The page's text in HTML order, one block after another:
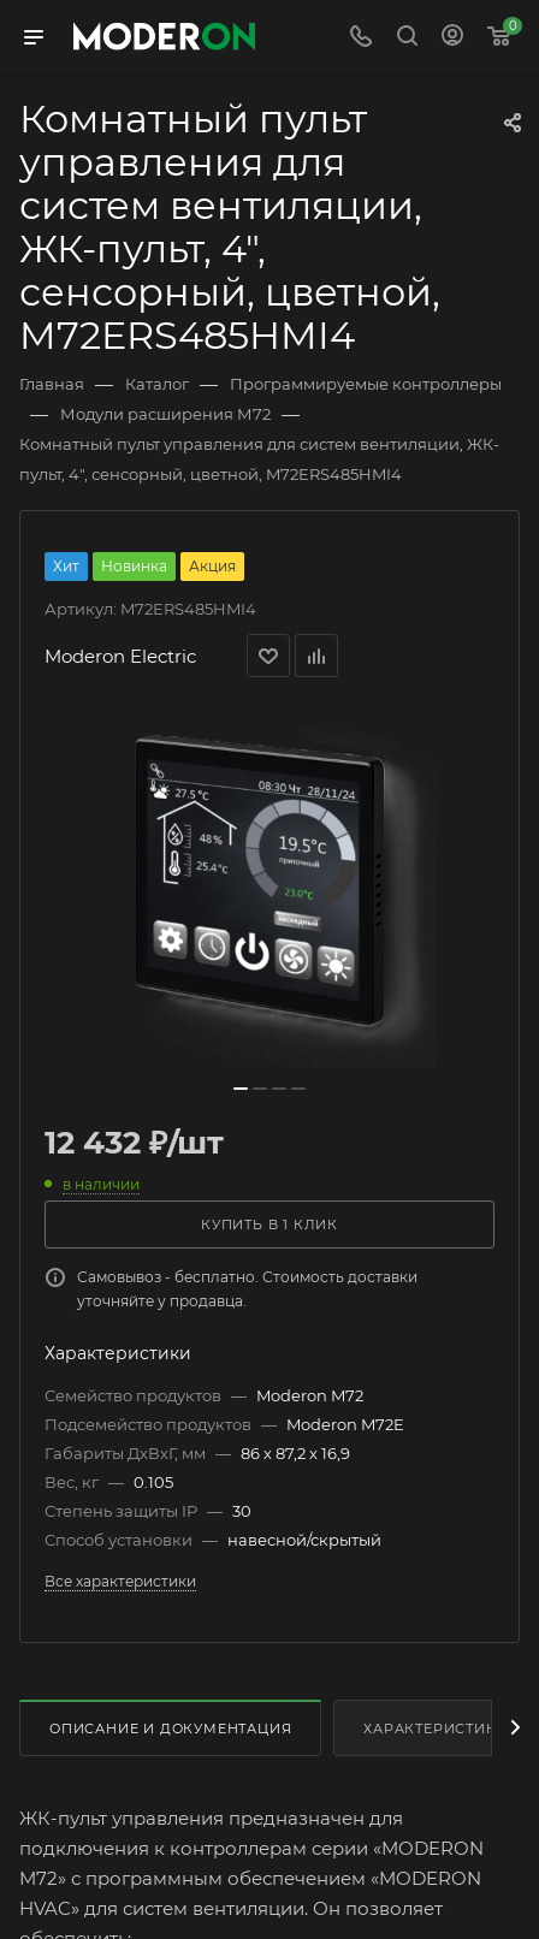
0
Комнатный пульт
управления для
систем вентиляции,
ЖК-пульт, 4",
сенсорный, цветной,
M72ERS485HMI4
Главная — Каталог — Программируемые контроллеры
— Модули расширения М72 —
Комнатный пульт управления для систем вентиляции, ЖК-
пульт, 4", сенсорный, цветной, M72ERS485HMI4
Хит Новинка Акция
Артикул: M72ERS485HMI4
Moderon Electric
12 432 ₽/шт
в наличии
КУПИТЬ В 1 КЛИК
Самовывоз - бесплатно. Стоимость доставки
уточняйте у продавца.
Характеристики
Семейство продуктов — Moderon M72
Подсемейство продуктов — Moderon M72E
Габариты ДхВхГ, мм — 86 х 87,2 х 16,9
Вес, кг — 0.105
Степень защиты IP — 30
Способ установки — навесной/скрытый
Все характеристики
ОПИСАНИЕ И ДОКУМЕНТАЦИЯ ХАРАКТЕРИСТИКИ
ЖК-пульт управления предназначен для
подключения к контроллерам серии «MODERON
M72» с программным обеспечением «MODERON
HVAC» для систем вентиляции. Он позволяет